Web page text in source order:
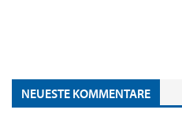
NEUESTE KOMMENTARE